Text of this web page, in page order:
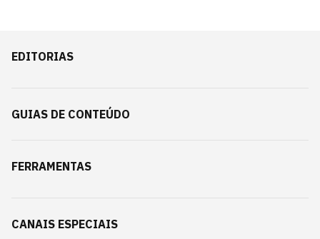
EDITORIAS
GUIAS DE CONTEÚDO
FERRAMENTAS
CANAIS ESPECIAIS